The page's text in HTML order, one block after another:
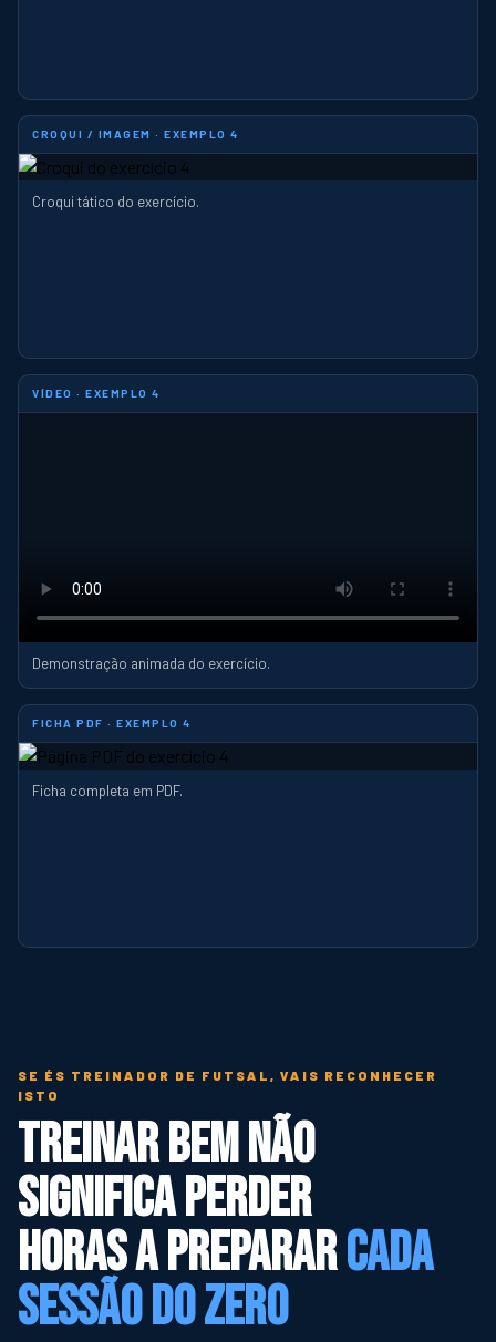
CROQUI / IMAGEM · EXEMPLO 4
Croqui tático do exercício.
VÍDEO · EXEMPLO 4
Demonstração animada do exercício.
FICHA PDF · EXEMPLO 4
Ficha completa em PDF.
SE ÉS TREINADOR DE FUTSAL, VAIS RECONHECER
ISTO
Treinar bem não
significa perder
horas a prepararcada
sessão do zero